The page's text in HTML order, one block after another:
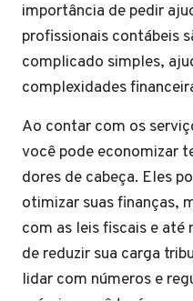
importância de pedir
profissionais contábeis
complicado simples,
complexidades
Ao contar com os
você pode economizar
dores de cabeça. Eles
otimizar suas finanças,
com as leis fiscais e até
de reduzir sua carga
lidar com números e